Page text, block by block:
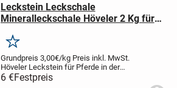
Leckstein Leckschale
Mineralleckschale Höveler 2 Kg für
Merken
Grundpreis 3,00€/kgPreis inkl. MwSt.
Höveler Leckstein für Pferde in der
handlichen 2 Kg Schale.
Versorgung mit allen lebenswichtigen
6 €Festpreis